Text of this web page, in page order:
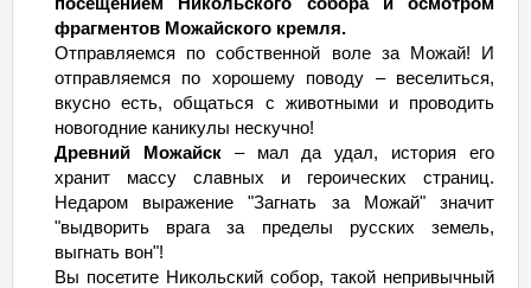
фрагментов Можайского кремля.
Отправляемся по собственной воле за Можай! И
отправляемся по хорошему поводу – веселиться,
вкусно есть, общаться с животными и проводить
новогодние каникулы нескучно!
Древний Можайск– мал да удал, история его
хранит массу славных и героических страниц.
Недаром выражение "Загнать за Можай" значит
"выдворить врага за пределы русских земель,
выгнать вон"!
Вы посетите Никольский собор, такой непривычный